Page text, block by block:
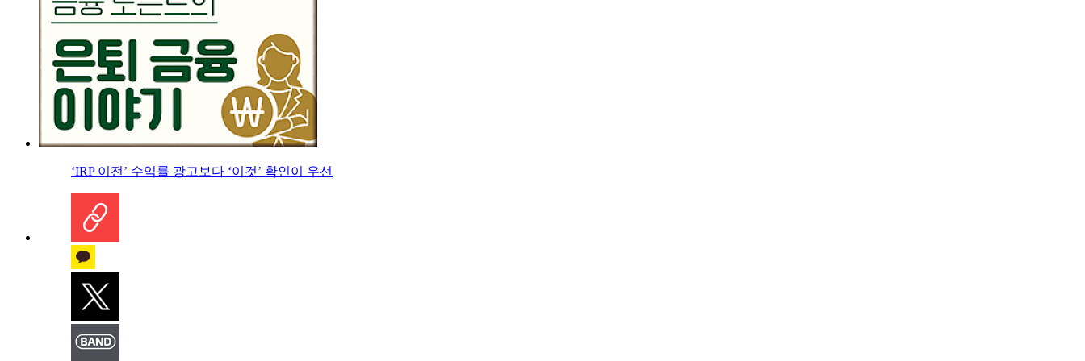
‘IRP 이전’ 수익률 광고보다 ‘이것’ 확인이 우선